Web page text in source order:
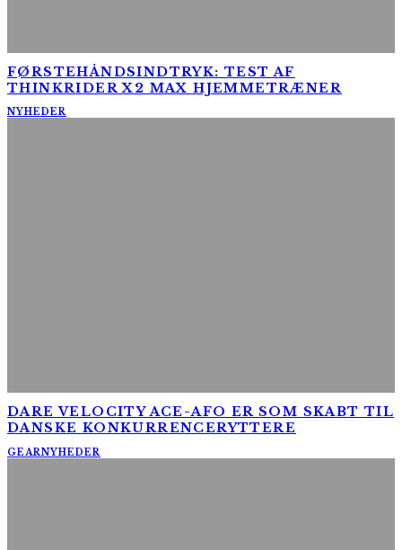
FØRSTEHÅNDSINDTRYK: TEST AF
THINKRIDER X2 MAX HJEMMETRÆNER
NYHEDER
DARE VELOCITY ACE-AFO ER SOM SKABT TIL
DANSKE KONKURRENCERYTTERE
GEARNYHEDER